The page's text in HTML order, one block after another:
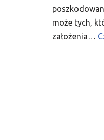
może tych,
założenia…